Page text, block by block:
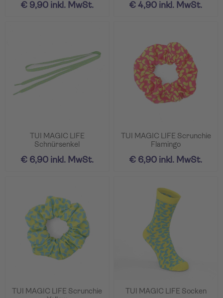
€ 9,90 inkl. MwSt. € 4,90 inkl. MwSt.
TUI MAGIC LIFE
Schnürsenkel
€ 6,90 inkl. MwSt.
TUI MAGIC LIFE Scrunchie
Flamingo
€ 6,90 inkl. MwSt.
TUI MAGIC LIFE Scrunchie
TUI MAGIC LIFE Socken